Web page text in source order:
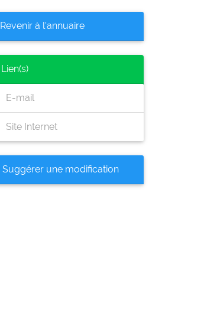
Revenir à l'annuaire
Lien(s)
E-mail
Site Internet
Suggérer une modification